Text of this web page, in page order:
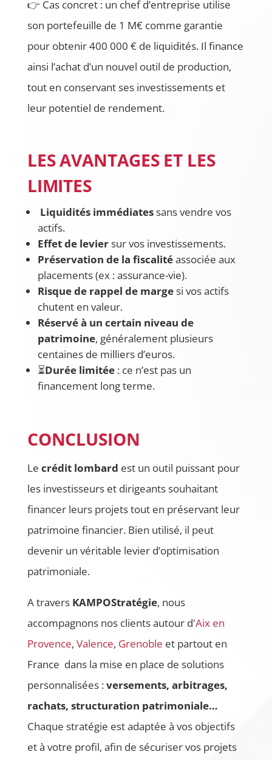
👉 Cas concret : un chef d’entreprise utilise
son portefeuille de 1 M€ comme garantie
pour obtenir 400 000 € de liquidités. Il finance
ainsi l’achat d’un nouvel outil de production,
tout en conservant ses investissements et
leur potentiel de rendement.
LES AVANTAGES ET LES
LIMITES
Liquidités immédiatessans vendre vos
actifs.
Effet de leviersur vos investissements.
Préservation de la fiscalitéassociée aux
placements (ex : assurance-vie).
Risque de rappel de margesi vos actifs
chutent en valeur.
Réservé à un certain niveau de
patrimoine, généralement plusieurs
centaines de milliers d’euros.
⏳Durée limitée: ce n’est pas un
financement long terme.
CONCLUSION
Le crédit lombard est un outil puissant pour
les investisseurs et dirigeants souhaitant
financer leurs projets tout en préservant leur
patrimoine financier. Bien utilisé, il peut
devenir un véritable levier d’optimisation
patrimoniale.
A travers KAMPOStratégie, nous
accompagnons nos clients autour d'Aix en
Provence, Valence, Grenoble et partout en
France dans la mise en place de solutions
personnalisées :versements, arbitrages,
rachats, structuration patrimoniale…
Chaque stratégie est adaptée à vos objectifs
et à votre profil, afin de sécuriser vos projets